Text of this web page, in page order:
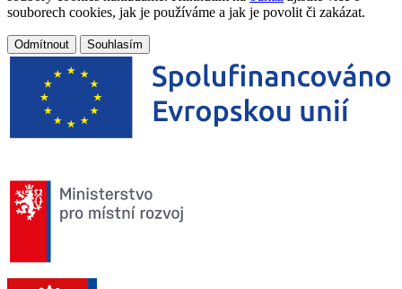
souborech cookies, jak je používáme a jak je povolit či zakázat.
Odmítnout Souhlasím